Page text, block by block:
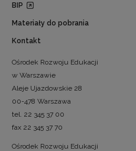
BIP
Materiały do pobrania
Kontakt
Ośrodek Rozwoju Edukacji
w Warszawie
Aleje Ujazdowskie 28
00-478 Warszawa
tel. 22 345 37 00
fax 22 345 37 70
Ośrodek Rozwoju Edukacji